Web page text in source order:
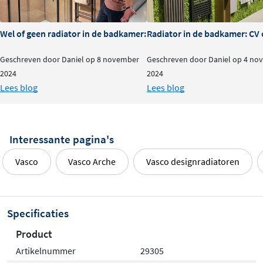
Wel of geen radiator in de badkamer: is het nodig?
Geschreven door Daniel op 8 november
2024
Lees blog
Radiator in de badkamer:
Geschreven door Daniel op 4
2024
Lees blog
Interessante pagina's
Vasco Vasco Arche Vasco designradiatoren
Specificaties
Product
Artikelnummer 29305